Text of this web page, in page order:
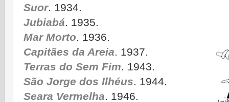
Suor. 1934.
Jubiabá. 1935.
Mar Morto. 1936.
Capitães da Areia. 1937.
Terras do Sem Fim. 1943.
São Jorge dos Ilhéus. 1944.
Seara Vermelha. 1946.